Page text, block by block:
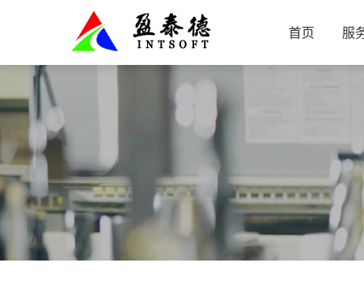
首页 服